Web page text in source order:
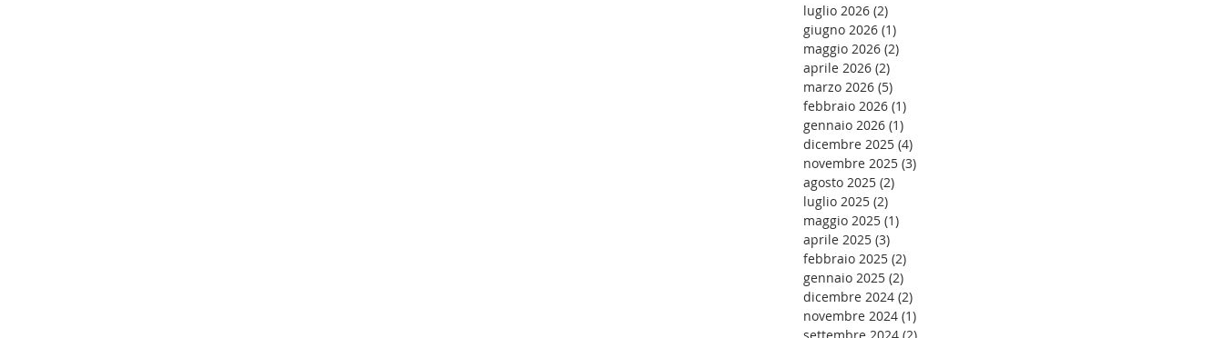
luglio 2026 (2)
giugno 2026 (1)
maggio 2026 (2)
aprile 2026 (2)
marzo 2026 (5)
febbraio 2026 (1)
gennaio 2026 (1)
dicembre 2025 (4)
novembre 2025 (3)
agosto 2025 (2)
luglio 2025 (2)
maggio 2025 (1)
aprile 2025 (3)
febbraio 2025 (2)
gennaio 2025 (2)
dicembre 2024 (2)
novembre 2024 (1)
settembre 2024 (2)